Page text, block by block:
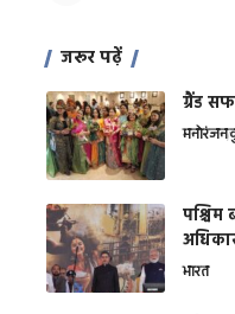
जरूर पढ़ें
ग्रैंड
मनोरंजन
भारत